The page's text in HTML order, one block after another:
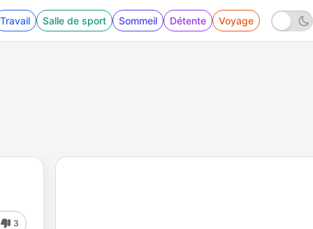
Travail Salle de sport Sommeil Détente Voyage
3